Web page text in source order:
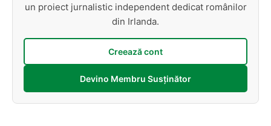
un proiect jurnalistic independent dedicat românilor
din Irlanda.
Creează cont
Devino Membru Susținător